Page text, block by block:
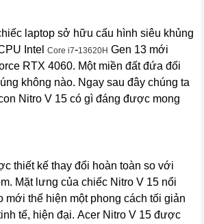
laptop sở hữu cấu hình siêu khủng
Intel Core i7-13620H Gen 13 mới
RTX 4060. Một miền đất đứa đối
không nào. Ngay sau đây chúng ta
Nitro V 15 có gì đáng được mong
thiết kế thay đổi hoàn toàn so với
Mặt lưng của chiếc Nitro V 15 nổi
mới thể hiện một phong cách tối giản
tế, hiện đại. Acer Nitro V 15 được